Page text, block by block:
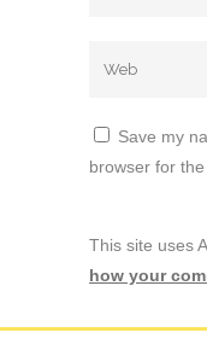
Save my
browser for
This site uses
how your